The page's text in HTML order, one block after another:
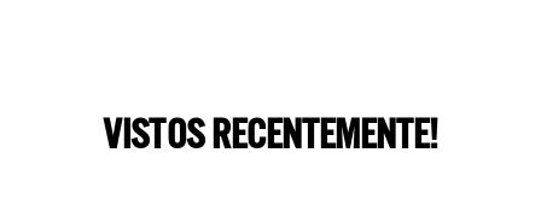
VISTOS RECENTEMENTE!